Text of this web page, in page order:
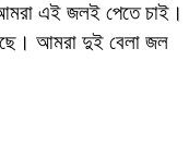
এই জলই পেতে চাই।
আমরা দুই বেলা জল